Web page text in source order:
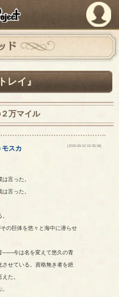
PandoraPartyProject
ド
レイ』
万マイル
モスカ
[2020-09-19 19:28:38]
言った。
言った。
の巨体を悠々と海中に潜らせ
――今は名を変えて悠久の青
せている。資格無き者を絶
た。